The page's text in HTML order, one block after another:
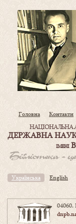
Головна Контакти
НАЦІОНАЛЬНА
ДЕРЖАВНА
ІМЕНІ
Українська English
04060,